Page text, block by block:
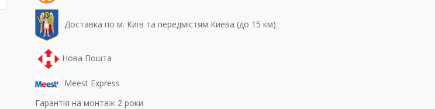
Доставка по м. Київ та передмістям Киева (до 15 км)
Нова Пошта
Meest Express
Гарантія на монтаж 2 роки